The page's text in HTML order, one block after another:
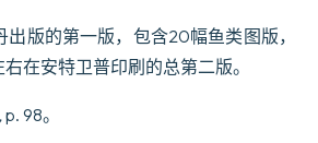
出版的第一版，包含20幅鱼类图版，
在安特卫普印刷的总第二版。
p. 98。